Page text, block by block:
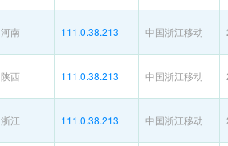
河南 111.0.38.213 中国浙江移动
陕西 111.0.38.213 中国浙江移动
浙江 111.0.38.213 中国浙江移动